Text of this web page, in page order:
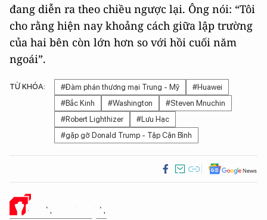
đang diễn ra theo chiều ngược lại. Ông nói: “Tôi
cho rằng hiện nay khoảng cách giữa lập trường
của hai bên còn lớn hơn so với hồi cuối năm
ngoái”.
TỪ KHÓA: #Đàm phán thương mại Trung - Mỹ
#Huawei
#Bắc Kinh
#Washington
#Steven Mnuchin
#Robert Lighthizer
#Lưu Hạc
#gặp gỡ Donald Trump - Tập Cận Bình
Ý KIẾN CỦA BẠN